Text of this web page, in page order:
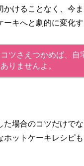
けることなく、今
キへと劇的に変化
ツさえつかめば、
りませんよ。
場合のコツだけで
ットケーキレシピ